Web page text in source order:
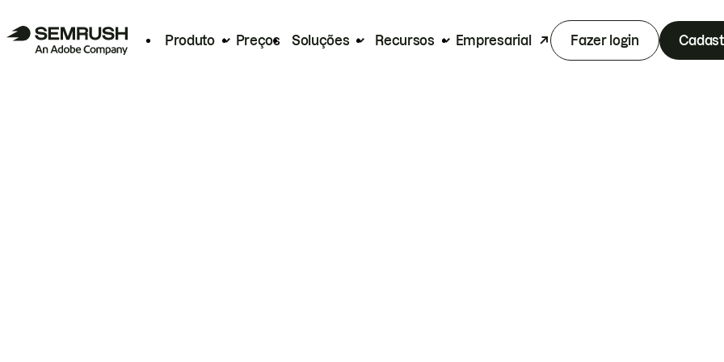
Produto Preços Soluções Recursos Empresarial Fazer login